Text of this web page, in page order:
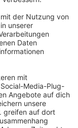
Fankneipe